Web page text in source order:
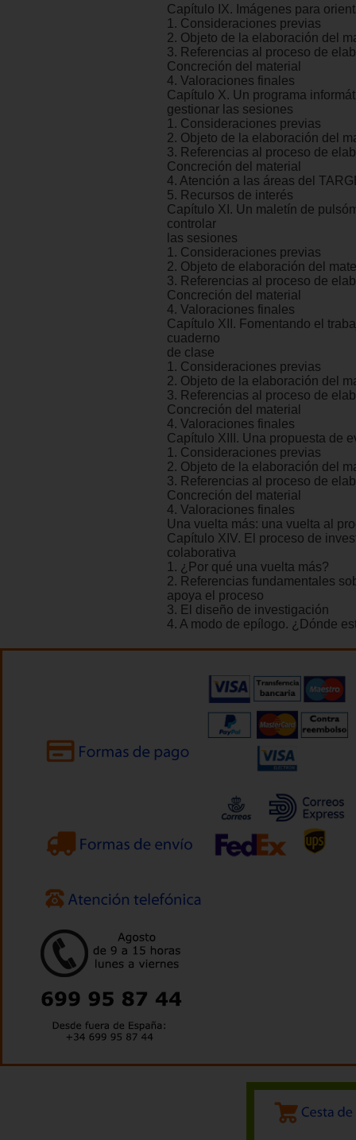
Capítulo IX. Imágenes para
1. Consideraciones previas
2. Objeto de la elaboración del
3. Referencias al proceso de
Concreción del material
4. Valoraciones finales
Capítulo X. Un programa
gestionar las sesiones
1. Consideraciones previas
2. Objeto de la elaboración del
3. Referencias al proceso de
Concreción del material
4. Atención a las áreas del
5. Recursos de interés
Capítulo XI. Un maletín de
controlar
las sesiones
1. Consideraciones previas
2. Objeto de elaboración del
3. Referencias al proceso de
Concreción del material
4. Valoraciones finales
Capítulo XII. Fomentando el
cuaderno
de clase
1. Consideraciones previas
2. Objeto de la elaboración del
3. Referencias al proceso de
Concreción del material
4. Valoraciones finales
Capítulo XIII. Una propuesta de
1. Consideraciones previas
2. Objeto de la elaboración del
3. Referencias al proceso de
Concreción del material
4. Valoraciones finales
Una vuelta más: una vuelta al
Capítulo XIV. El proceso de
colaborativa
1. ¿Por qué una vuelta más?
2. Referencias fundamentales
apoya el proceso
3. El diseño de investigación
4. A modo de epílogo. ¿Dónde